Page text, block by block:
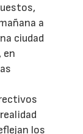
a
ciudad
en
los